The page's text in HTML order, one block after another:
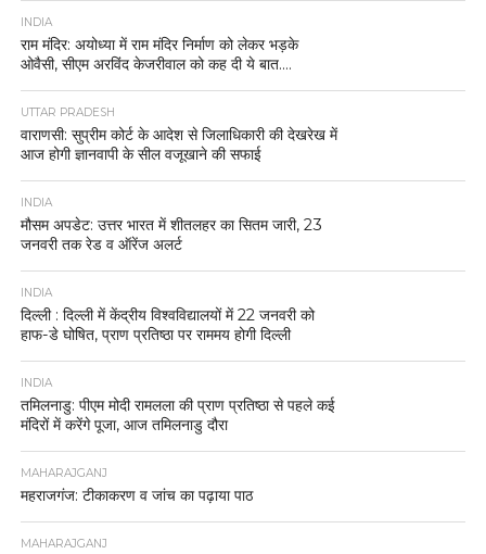
INDIA
राम मंदिर: अयोध्या में राम मंदिर निर्माण को लेकर भड़के
ओवैसी, सीएम अरविंद केजरीवाल को कह दी ये बात….
UTTAR PRADESH
वाराणसी: सुप्रीम कोर्ट के आदेश से जिलाधिकारी की देखरेख में
आज होगी ज्ञानवापी के सील वजूखाने की सफाई
INDIA
मौसम अपडेट: उत्तर भारत में शीतलहर का सितम जारी, 23
जनवरी तक रेड व ऑरेंज अलर्ट
INDIA
दिल्ली : दिल्ली में केंद्रीय विश्वविद्यालयों में 22 जनवरी को
हाफ-डे घोषित, प्राण प्रतिष्ठा पर राममय होगी दिल्ली
INDIA
तमिलनाडु: पीएम मोदी रामलला की प्राण प्रतिष्ठा से पहले कई
मंदिरों में करेंगे पूजा, आज तमिलनाडु दौरा
MAHARAJGANJ
महराजगंज: टीकाकरण व जांच का पढ़ाया पाठ
MAHARAJGANJ